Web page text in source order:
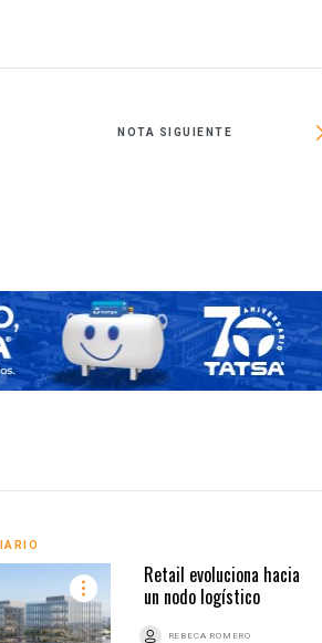
NOTA SIGUIENTE
Retail evoluciona hacia
un nodo logístico
REBECA ROMERO